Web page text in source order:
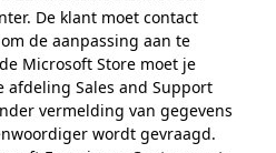
De klant moet contact
de aanpassing aan te
Microsoft Store moet je
afdeling Sales and Support
vermelding van gegevens
wordt gevraagd.